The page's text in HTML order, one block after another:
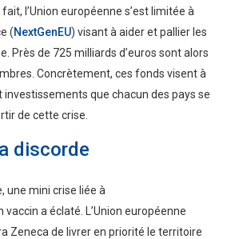
l’Union européenne s’est limitée à
(NextGenEU) visant à aider et pallier les
Près de 725 milliards d’euros sont alors
Concrètement, ces fonds visent à
que chacun des pays se
de cette crise.
discorde
une mini crise liée à
vaccin a éclaté. L’Union européenne
Zeneca de livrer en priorité le territoire